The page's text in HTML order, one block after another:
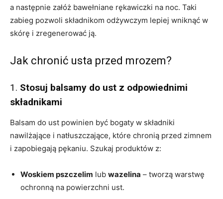
a następnie załóż bawełniane rękawiczki na noc. Taki
zabieg pozwoli składnikom odżywczym lepiej wniknąć w
skórę i zregenerować ją.
Jak chronić usta przed mrozem?
1. Stosuj balsamy do ust z odpowiednimi
składnikami
Balsam do ust powinien być bogaty w składniki
nawilżające i natłuszczające, które chronią przed zimnem
i zapobiegają pękaniu. Szukaj produktów z:
Woskiem pszczelim lub wazelina – tworzą warstwę
ochronną na powierzchni ust.